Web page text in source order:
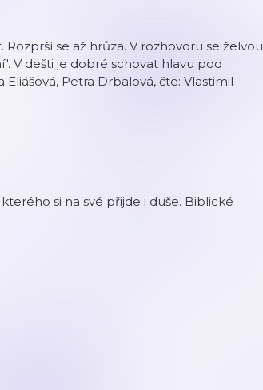
se až hrůza. V rozhovoru se želvou
V dešti je dobré schovat hlavu pod
Petra Drbalová, čte: Vlastimil
si na své přijde i duše. Biblické